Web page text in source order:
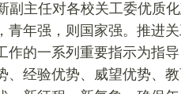
副主任对各校关工委优质
青年强，则国家强。推进
作的一系列重要指示为指
、经验优势、威望优势、